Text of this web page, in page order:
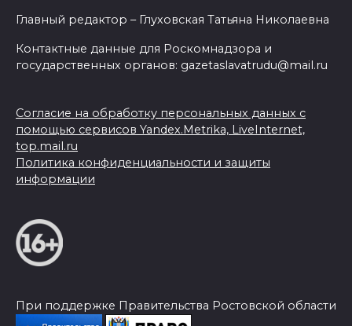
Главный редактор – Глуховская Татьяна Николаевна
Контактные данные для Роскомнадзора и
государственных органов: gazetaslavatrudu@mail.ru
Согласие на обработку персональных данных с
помощью сервисов Yandex.Metrika, LiveInternet,
top.mail.ru
Политика конфиденциальности и защиты
информации
При поддержке Правительства Ростовской области